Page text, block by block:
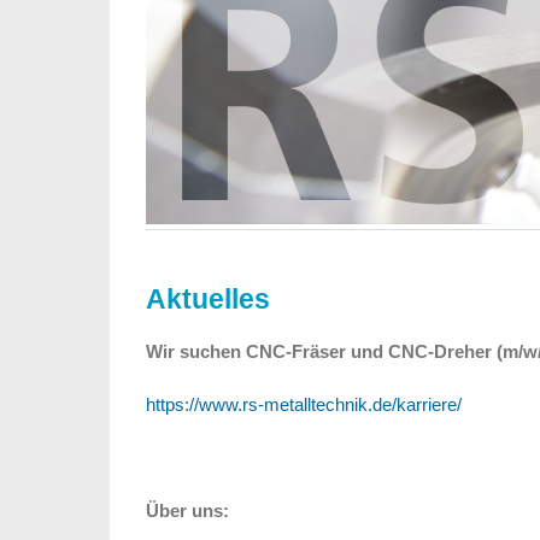
Aktuelles
Wir suchen CNC-Fräser und CNC-Dreher (m/
https://www.rs-metalltechnik.de/karriere/
Über uns: